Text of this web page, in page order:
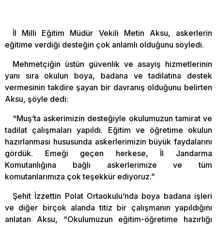
İl Milli Eğitim Müdür Vekili Metin Aksu, askerlerin
eğitime verdiği desteğin çok anlamlı olduğunu söyledi.
Mehmetçiğin üstün güvenlik ve asayiş hizmetlerinin
yanı sıra okulun boya, badana ve tadilatına destek
vermesinin takdire şayan bir davranış olduğunu belirten
Aksu, şöyle dedi:
“Muş’ta askerimizin desteğiyle okulumuzun tamirat ve
tadilat çalışmaları yapıldı. Eğitim ve öğretime okulun
hazırlanması hususunda askerlerimizin büyük faydalarını
gördük. Emeği geçen herkese, İl Jandarma
Komutanlığına bağlı askerlerimize ve tüm
komutanlarımıza çok teşekkür ediyoruz.”
Şehit İzzettin Polat Ortaokulu’nda boya badana işleri
ve diğer birçok alanda titiz bir çalışmanın yapıldığını
anlatan Aksu, “Okulumuzun eğitim-öğretime hazırlığı